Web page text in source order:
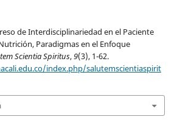
de Interdisciplinariedad en el Paciente
Paradigmas en el Enfoque
Scientia Spiritus,9(3), 1-62.
index.php/salutemscientiaspirit